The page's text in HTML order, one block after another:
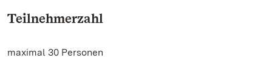
Teilnehmerzahl
maximal 30 Personen